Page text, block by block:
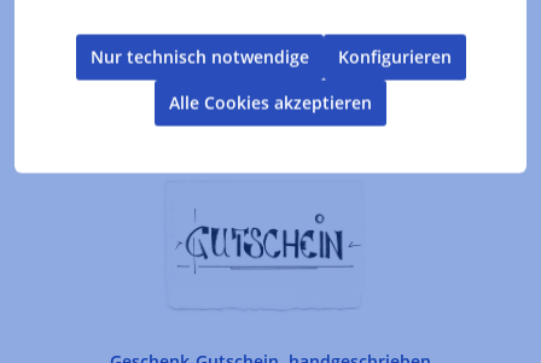
Produktgalerie überspringen
Kunden kauften auch
Nur technisch notwendige
Konfigurieren
Alle Cookies akzeptieren